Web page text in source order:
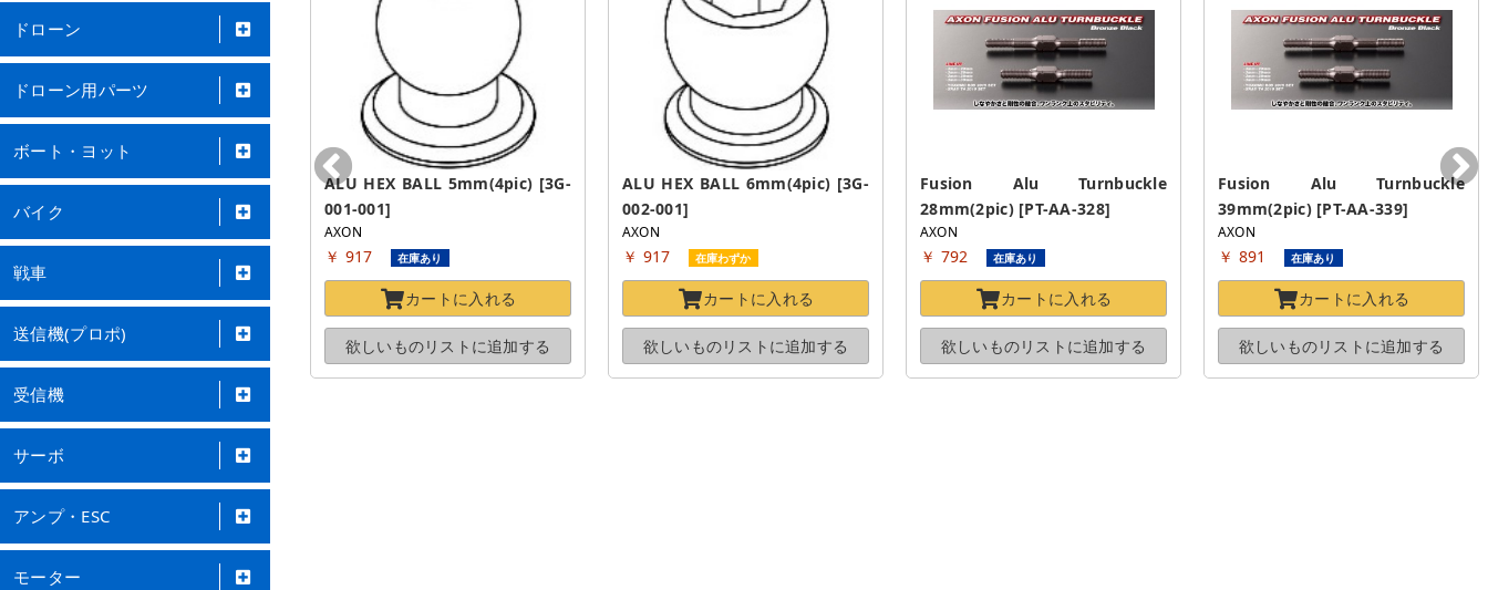
ドローン
ドローン用パーツ
ボート・ヨット
バイク
戦車
送信機(プロポ)
受信機
サーボ
アンプ・ESC
モーター
E-RING M1.5(10pic) [3E-017-
002]
カートに入れる
欲しいものリストに 追加する
ALU HEX BALL 5mm(4pic) [3G-
001-001]
AXON
￥ 917 在庫あり
カートに入れる
欲しいものリストに追加する
ALU HEX BALL 6mm(4pic) [3G-
002-001]
AXON
￥ 917 在庫わずか
カートに入れる
欲しいものリストに追加する
Fusion Alu Turnbuckle
28mm(2pic) [PT-AA-328]
AXON
￥ 792 在庫あり
カートに入れる
欲しいものリストに追加する
Fusion Alu Turnbuckle
39mm(2pic) [PT-AA-339]
AXON
￥ 891 在庫あり
カートに入れる
欲しいものリストに追加する